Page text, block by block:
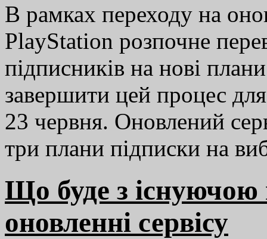
В рамках переходу на
PlayStation розпочне
підписників на нові
завершити цей процес
23 червня. Оновлений
три плани підписки на
Що буде з існуючою
оновленні сервісу